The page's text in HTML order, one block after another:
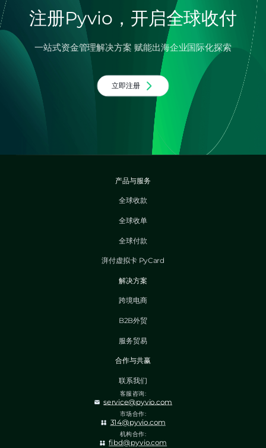
注册Pyvio，开启全球收付
一站式资金管理解决方案 赋能出海企业国际化探索
立即注册
产品与服务
全球收款
全球收单
全球付款
湃付虚拟卡 PyCard
解决方案
跨境电商
B2B外贸
服务贸易
合作与共赢
联系我们
客服咨询:
service@pyvio.com
市场合作:
314@pyvio.com
机构合作:
fibd@pyvio.com